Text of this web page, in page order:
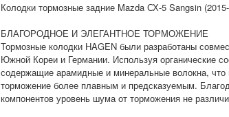
Колодки тормозные задние Mazda СХ-5 Sangsin
БЛАГОРОДНОЕ И ЭЛЕГАНТНОЕ ТОРМОЖЕНИЕ
Тормозные колодки HAGEN были разработаны
Южной Кореи и Германии. Используя органические
содержащие арамидные и минеральные волокна,
торможение более плавным и предсказуемым.
компонентов уровень шума от торможения не